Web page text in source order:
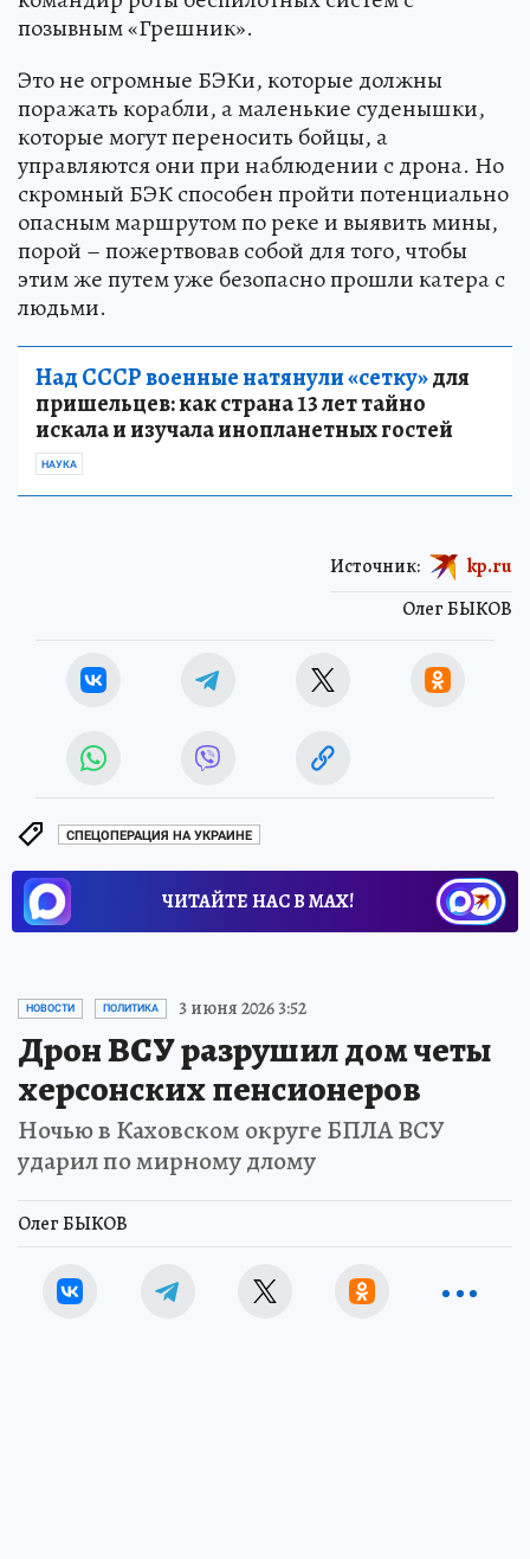
позывным «Грешник».
Это не огромные БЭКи, которые должны
поражать корабли, а маленькие суденышки,
которые могут переносить бойцы, а
управляются они при наблюдении с дрона. Но
скромный БЭК способен пройти потенциально
опасным маршрутом по реке и выявить мины,
порой – пожертвовав собой для того, чтобы
этим же путем уже безопасно прошли катера с
людьми.
Над СССР военные натянули «сетку»для
пришельцев: как страна 13 лет тайно
искала и изучала инопланетных гостей
НАУКА
Олег БЫКОВ
Источник: kp.ru
СПЕЦОПЕРАЦИЯ НА УКРАИНЕ
ЧИТАЙТЕ НАС В МАХ!
НОВОСТИ ПОЛИТИКА 3 июня 2026 3:52
Дрон ВСУ разрушил дом четы
херсонских пенсионеров
Ночью в Каховском округе БПЛА ВСУ
ударил по мирному длому
Олег БЫКОВ